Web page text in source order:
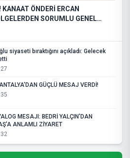
ÖNDERİ ERCAN
SORUMLU GENEL
siyaseti bıraktığını açıkladı: Gelecek
GÜÇLÜ MESAJ VERDİ!
MESAJI: BEDRİ YALÇIN'DAN
ANLAMLI ZİYARET